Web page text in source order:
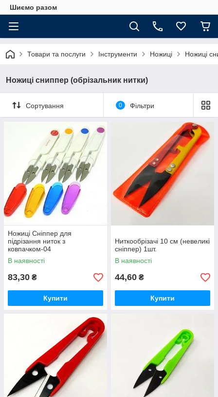
Шиємо разом
Товари та послуги Інструменти Ножиці Ножиці
Ножиці сниппер (обрізальник нитки)
Сортування 0 Фільтри
Ножиці Сніппер для
підрізання ниток з
ковпачком-04
В наявності
83,30 ₴
Купити
Ниткообрізачі 10 см (невеликі
сніппер) 1шт.
В наявності
44,60 ₴
Купити